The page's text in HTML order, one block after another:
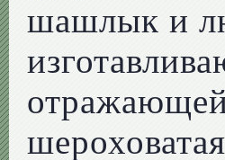
шашлык и
отражающей